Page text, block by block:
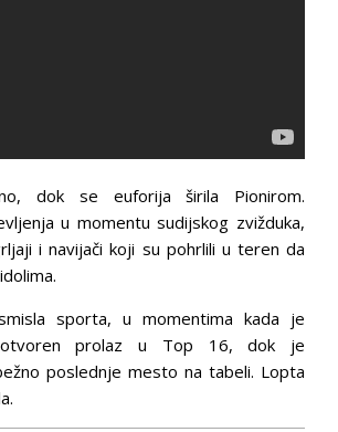
dok se euforija širila Pionirom.
u momentu sudijskog zvižduka,
i navijači koji su pohrlili u teren da
sporta, u momentima kada je
otvoren prolaz u Top 16, dok je
poslednje mesto na tabeli. Lopta